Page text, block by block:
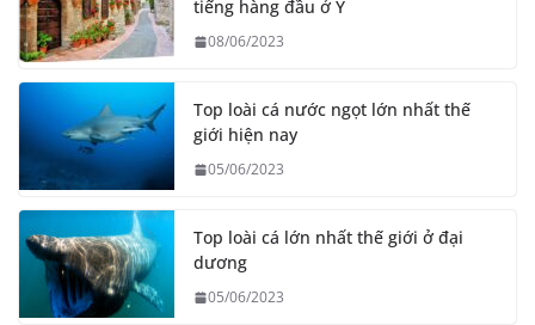
tiếng hàng đầu ở Ý
08/06/2023
Top loài cá nước ngọt lớn nhất thế
giới hiện nay
05/06/2023
Top loài cá lớn nhất thế giới ở đại
dương
05/06/2023